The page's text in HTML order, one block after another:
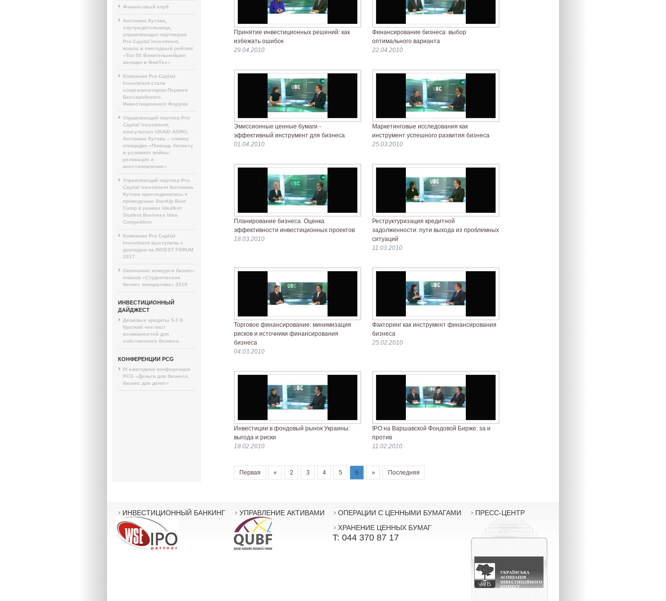
Финансовый клуб
Антонина Кутова,
соучредительница,
управляющая партнерша
Pro Capital Investment,
вошла в ежегодный рейтинг
«Топ 50 Влиятельнейших
женщин в ФинТех»
Компания Pro Capital
Investment стала
соорганизатором Первого
Бессарабского
Инвестиционного Форума
Управляющий партнер Pro
Capital Investment,
консультант USAID AGRO,
Антонина Кутова – спикер
площадки «Помощь бизнесу
в условиях войны:
релокация и
восстановление»
Управляющий партнер Pro
Capital Investment Антонина
Кутова присоединилась к
проведению StartUp Boot
Camp в рамках Ideafest
Student Business Idea
Competition
Компания Pro Capital
Investment выступила с
докладом на INVEST FORUM
2017
Окончание конкурса бизнес-
планов «Студенческая
бизнес инициатива» 2019
ИНВЕСТИЦИОННЫЙ
ДАЙДЖЕСТ
Дешевые кредиты 5-7-9.
Краткий чек-лист
возможностей для
собственного бизнеса
КОНФЕРЕНЦИИ PCG
III ежегодная конференция
PCG «Деньги для бизнеса,
бизнес для денег»
Принятие инвестиционных решений: как
избежать ошибок
29.04.2010
Финансирование бизнеса: выбор
оптимального варианта
22.04.2010
Эмиссионные ценные бумаги -
эффективный инструмент для бизнеса
01.04.2010
Маркетинговые исследования как
инструмент успешного развития бизнеса
25.03.2010
Планирование бизнеса. Оценка
эффективности инвестиционных проектов
18.03.2010
Реструктуризация кредитной
задолженности: пути выхода из проблемных
ситуаций
11.03.2010
Торговое финансирование: минимизация
рисков и источники финансирования
бизнеса
04.03.2010
Факторинг как инструмент финансирования
бизнеса
25.02.2010
Инвестиции в фондовый рынок Украины:
выгода и риски
18.02.2010
IPO на Варшавской Фондовой Бирже: за и
против
11.02.2010
Первая « 2 3 4 5 6 » Последняя
ИНВЕСТИЦИОННЫЙ БАНКИНГ УПРАВЛЕНИЕ АКТИВАМИ
ОПЕРАЦИИ С ЦЕННЫМИ БУМАГАМИ
ХРАНЕНИЕ ЦЕННЫХ БУМАГ
T: 044 370 87 17
ПРЕСС-ЦЕНТР